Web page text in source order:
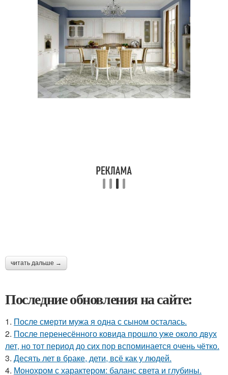
читать дальше →
Последние обновления на сайте:
1. После смерти мужа я одна с сыном осталась.
2. После перенесённого ковида прошло уже около двух
лет, но тот период до сих пор вспоминается очень чётко.
3. Десять лет в браке, дети, всё как у людей.
4. Монохром с характером: баланс света и глубины.